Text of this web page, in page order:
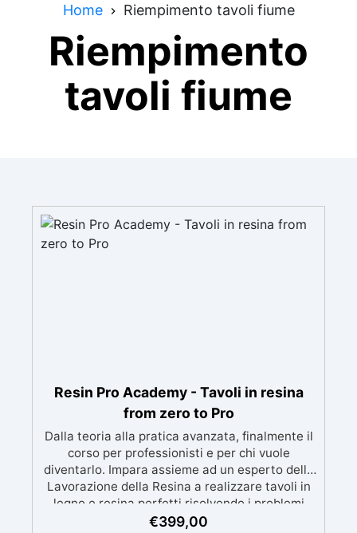
Home Riempimento tavoli fiume
Riempimento
tavoli fiume
Resin Pro Academy - Tavoli in resina
from zero to Pro
Dalla teoria alla pratica avanzata, finalmente il
corso per professionisti e per chi vuole
diventarlo. Impara assieme ad un esperto della
Lavorazione della Resina a realizzare tavoli in
legno e resina perfetti risolvendo i problemi
relativi a: Bolle d’aria difficili da eliminare
€399,00